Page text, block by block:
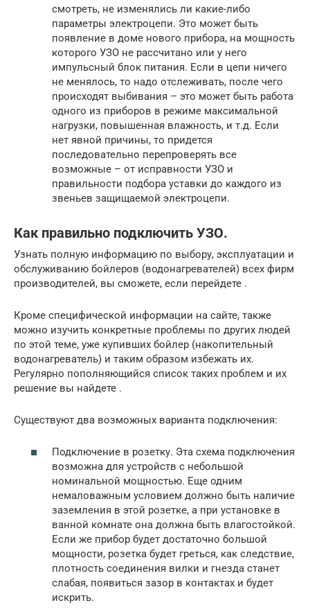
смотреть, не изменялись ли какие-либо
параметры электроцепи. Это может быть
появление в доме нового прибора, на мощность
которого УЗО не рассчитано или у него
импульсный блок питания. Если в цепи ничего
не менялось, то надо отслеживать, после чего
происходят выбивания – это может быть работа
одного из приборов в режиме максимальной
нагрузки, повышенная влажность, и т.д. Если
нет явной причины, то придется
последовательно перепроверять все
возможные – от исправности УЗО и
правильности подбора уставки до каждого из
звеньев защищаемой электроцепи.
Как правильно подключить УЗО.
Узнать полную информацию по выбору, эксплуатации и
обслуживанию бойлеров (водонагревателей) всех фирм
производителей, вы сможете, если перейдете .
Кроме специфической информации на сайте, также
можно изучить конкретные проблемы по других людей
по этой теме, уже купивших бойлер (накопительный
водонагреватель) и таким образом избежать их.
Регулярно пополняющийся список таких проблем и их
решение вы найдете .
Существуют два возможных варианта подключения:
Подключение в розетку. Эта схема подключения
возможна для устройств с небольшой
номинальной мощностью. Еще одним
немаловажным условием должно быть наличие
заземления в этой розетке, а при установке в
ванной комнате она должна быть влагостойкой.
Если же прибор будет достаточно большой
мощности, розетка будет греться, как следствие,
плотность соединения вилки и гнезда станет
слабая, появиться зазор в контактах и будет
искрить.